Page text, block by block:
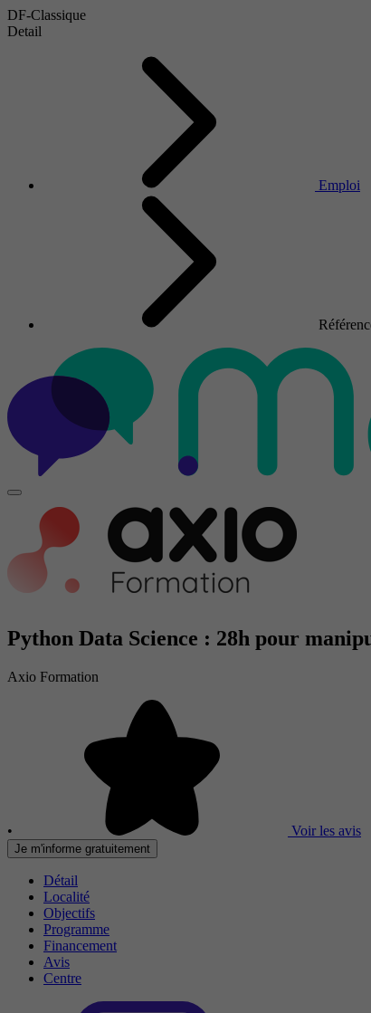
DF-Classique
Detail
Emploi
Python Data Science : 28h pour
Axio Formation
• Voir les avis
Je m'informe gratuitement
Détail
Localité
Objectifs
Programme
Financement
Avis
Centre